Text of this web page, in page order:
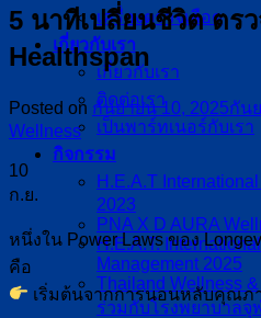
เครื่องตรวจเลือด
เกี่ยวกับเรา
เกี่ยวกับเรา
ติดต่อเรา
เป็นพาร์ทเนอร์กับเรา
กิจกรรม
H.E.A.T
2023
PNA X D AURA
H.E.A.T.
Management 2025
Thailand Wellness
ร่วมกับโรงพยาบาล
5 นาทีเปลี่ยนชีวิต ตร
Healthspan
Posted on กันยายน 10, 2025กัน
Wellness
10
ก.ย.
หนึ่งใน Power Laws ของ
คือ
เริ่มต้นจากการนอนหลับคุณภ